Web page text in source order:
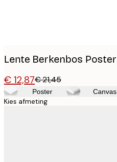
Lente Berkenbos Poster
€ 12,87€ 21,45
Poster Canvas
Kies afmeting